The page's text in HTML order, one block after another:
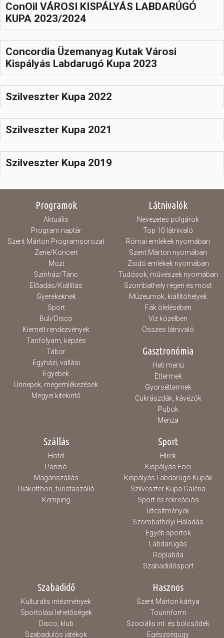
ConOil VÁROSI KISPÁLYÁS LABDARÚGÓ
KUPA 2023/2024
Concordia Üzemanyag Kutak Városi
Kispályás Labdarugó Kupa 2023
Szilveszter Kupa 2022
Szilveszter Kupa 2021
Szilveszter Kupa 2019
Programok
Aktuális
Program naptár
Szent Márton Programsorozat
Zene/Koncert
Mozi
Színház/Tánc
Előadás/Kiállítás
Gyerekeknek
Sport
Buli/Disco
Kiemelt rendezvények
Tanfolyam, képzés
Tábor
Egyházi, vallási
Egyebek
Ünnepek, megemlékezések
Megyei kitekintő
Látnivalók
Nevezetes polgárok
Top 10 látnivaló
Római emlékek nyomában
Szent Márton nyomában
Zsidó emlékek nyomában
Tudósok, művészek nyomában
Szombathely régen és most
Múzeumok, kiállítóhelyek
Fák ölelésében
Víz közelben
Összes látnivaló
Gasztronómia
Heti menü
Éttermek
Gyorséttermek
Cukrászdák, kávézók
Pubok
Menza
Szállás
Hotel
Panzió
Magánszállás
Diákotthon, turistaszálló
Kemping
Sport
Hírek
Kispályás Foci
Kispályás Labdarúgó Kupák
Szilveszter Kupa Galéria
Sport és rekreációs
létesítmények
Szombathelyi Haladás
Egyéb sportok
Labdarúgás
Röplabda
Szabadidősport
Szabadidő
Kulturális intézmények
Sportolási lehetőségek
Disco, klub
Szabadulós játékok
Hasznos
Szent Márton kártya
Tourinform
Szociális int. és bölcsődék
Egészségügy